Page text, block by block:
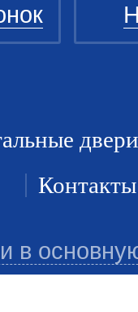
двери
Контакты
в